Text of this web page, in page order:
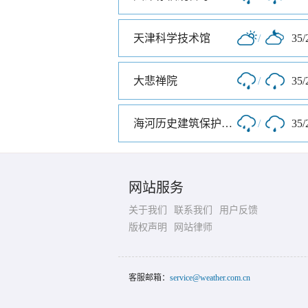
天津科学技术馆 / 35/
大悲禅院 / 35/
海河历史建筑保护展览馆 / 35/
网站服务
关于我们 联系我们
用户反馈
版权声明
网站律师
客服邮箱： service@weather.com.cn